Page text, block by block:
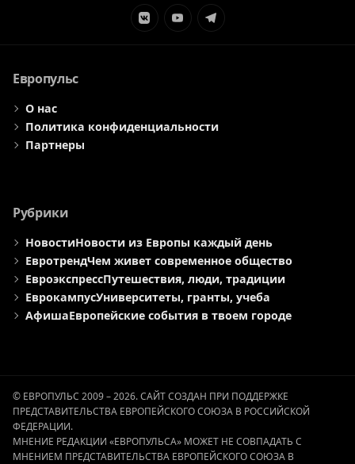
ЭлементЭлементЭлемент
Европульс
О нас
Политика конфиденциальности
Партнеры
Рубрики
НовостиНовости из Европы каждый день
ЕвротрендЧем живет современное общество
ЕвроэкспрессПутешествия, люди, традиции
ЕврокампусУниверситеты, гранты, учеба
АфишаЕвропейские события в твоем городе
© ЕВРОПУЛЬС 2009 – 2026. САЙТ СОЗДАН ПРИ ПОДДЕРЖКЕ
ПРЕДСТАВИТЕЛЬСТВА ЕВРОПЕЙСКОГО СОЮЗА В РОССИЙСКОЙ
ФЕДЕРАЦИИ.
МНЕНИЕ РЕДАКЦИИ «ЕВРОПУЛЬСА» МОЖЕТ НЕ СОВПАДАТЬ С
МНЕНИЕМ ПРЕДСТАВИТЕЛЬСТВА ЕВРОПЕЙСКОГО СОЮЗА В